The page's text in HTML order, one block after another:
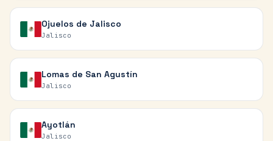
Ojuelos de Jalisco
Jalisco
Lomas de San Agustín
Jalisco
Ayotlán
Jalisco